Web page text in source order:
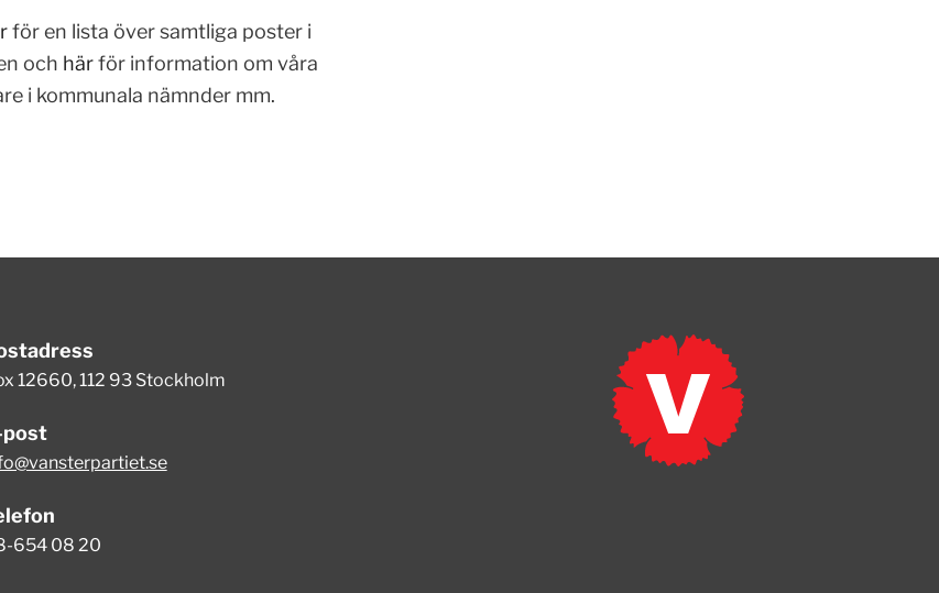
för en lista över samtliga poster i
och härför information om våra
i kommunala nämnder mm.
12660, 112 93 Stockholm
post
654 08 20